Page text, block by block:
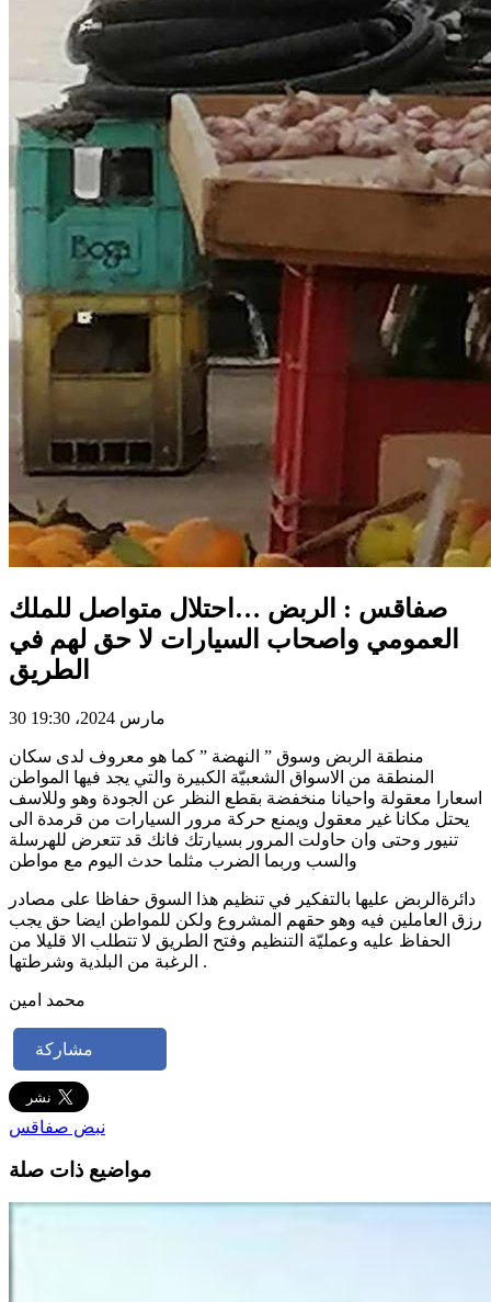
صفاقس : الربض …احتلال متواصل للملك
العمومي واصحاب السيارات لا حق لهم في
الطريق
30 مارس 2024، 19:30
منطقة الربض وسوق ” النهضة ” كما هو معروف لدى سكان
المنطقة من الاسواق الشعبيّة الكبيرة والتي يجد فيها المواطن
اسعارا معقولة واحيانا منخفضة بقطع النظر عن الجودة وهو وللاسف
يحتل مكانا غير معقول ويمنع حركة مرور السيارات من قرمدة الى
تنيور وحتى وان حاولت المرور بسيارتك فانك قد تتعرض للهرسلة
والسب وربما الضرب مثلما حدث اليوم مع مواطن
دائرةالربض عليها بالتفكير في تنظيم هذا السوق حفاظا على مصادر
رزق العاملين فيه وهو حقهم المشروع ولكن للمواطن ايضا حق يجب
الحفاظ عليه وعمليّة التنظيم وفتح الطريق لا تتطلب الا قليلا من
الرغبة من البلدية وشرطتها .
محمد امين
مشاركة
نبض صفاقس
مواضيع ذات صلة